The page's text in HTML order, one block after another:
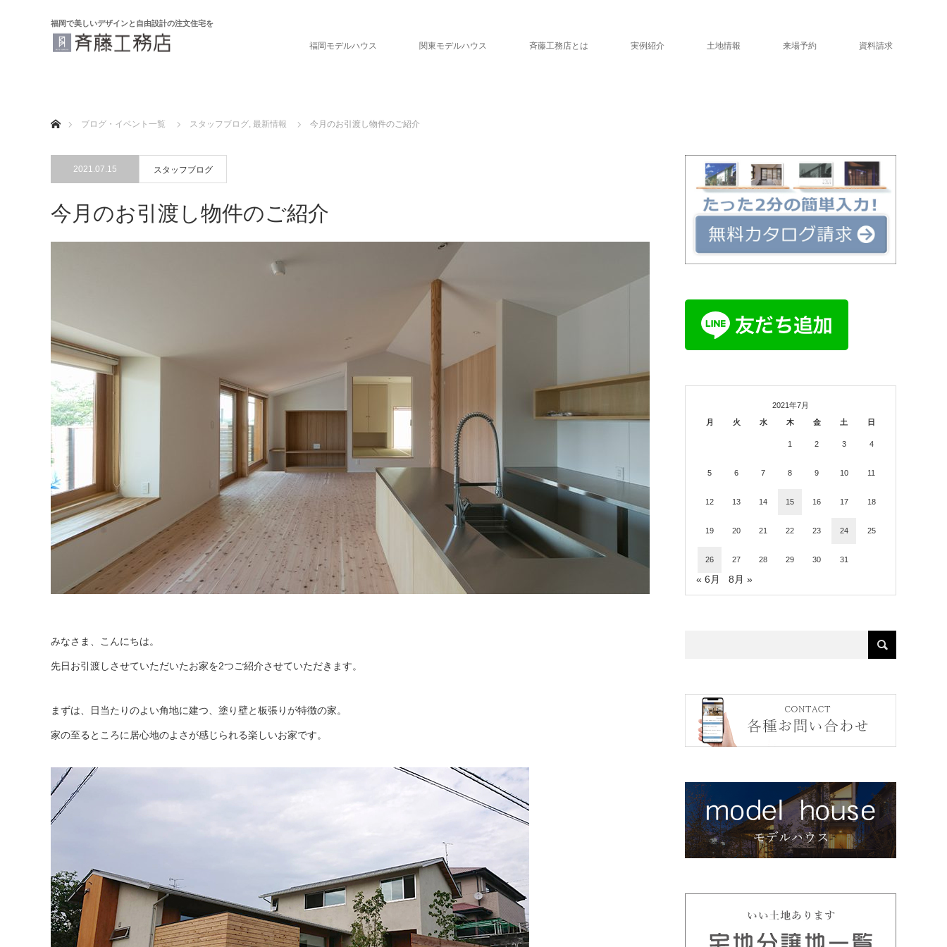
福岡で美しいデザインと自由設計の注文住宅を
福岡モデルハウス 関東モデルハウス 斉藤工務店とは 実例紹介 土地情報 来場予約 資料請求
ブログ・イベント一覧
スタッフブログ, 最新情報 今月のお引渡し物件のご紹介
2021.07.15 スタッフブログ
今月のお引渡し物件のご紹介
みなさま、こんにちは。
先日お引渡しさせていただいたお家を2つご紹介させていただきます。
まずは、日当たりのよい角地に建つ、塗り壁と板張りが特徴の家。
家の至るところに居心地のよさが感じられる楽しいお家です。
2021年7月
月
火 水 木 金 土 日
1 2 3 4
5 6 7 8 9 10 11
12 13 14 15 16 17 18
19 20 21 22 23 24 25
26 27 28 29 30 31
« 6月 8月 »